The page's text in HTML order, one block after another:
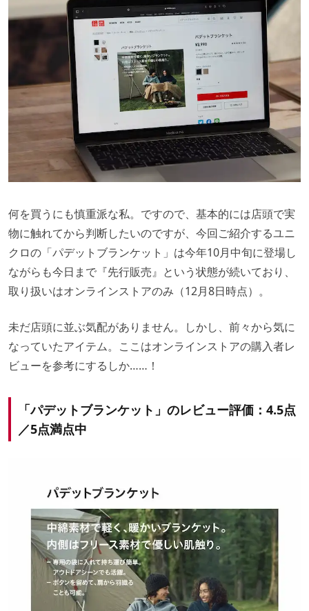
何を買うにも慎重派な私。ですので、基本的には店頭で実
物に触れてから判断したいのですが、今回ご紹介するユニ
クロの「パデットブランケット」は今年10月中旬に登場し
ながらも今日まで『先行販売』という状態が続いており、
取り扱いはオンラインストアのみ（12月8日時点）。
未だ店頭に並ぶ気配がありません。しかし、前々から気に
なっていたアイテム。ここはオンラインストアの購入者レ
ビューを参考にするしか……！
「パデットブランケット」のレビュー評価：4.5点
／5点満点中